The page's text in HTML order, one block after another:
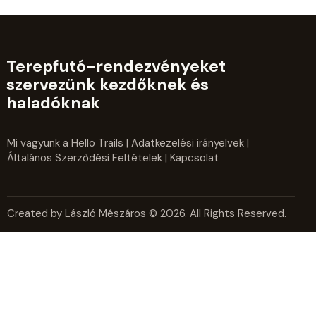
Terepfutó-rendezvényeket
szervezünk kezdőknek és
haladóknak
Mi vagyunk a Hello Trails | Adatkezelési irányelvek |
Általános Szerződési Feltételek | Kapcsolat
Created by László Mészáros © 2026. All Rights Reserved.